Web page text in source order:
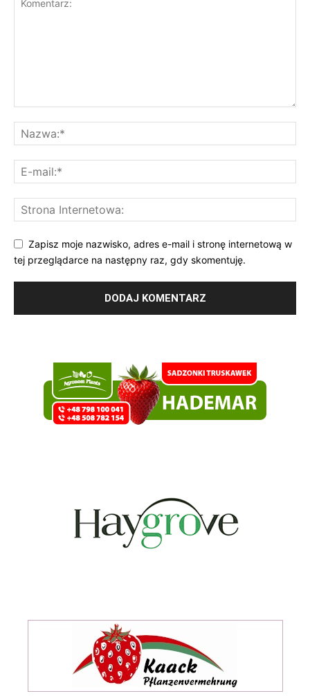
Zapisz moje nazwisko, adres e-mail i stronę internetową w
tej przeglądarce na następny raz, gdy skomentuję.